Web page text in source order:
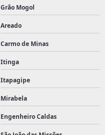
Grão Mogol
Areado
Carmo de Minas
Itinga
Itapagipe
Mirabela
Engenheiro Caldas